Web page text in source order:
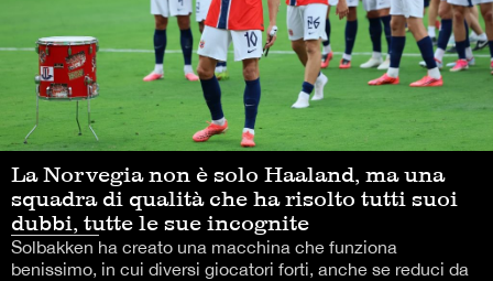
La Norvegia non è solo Haaland, ma una
squadra di qualità che ha risolto tutti suoi
dubbi, tutte le sue incognite
Solbakken ha creato una macchina che funziona
benissimo, in cui diversi giocatori forti, anche se reduci da